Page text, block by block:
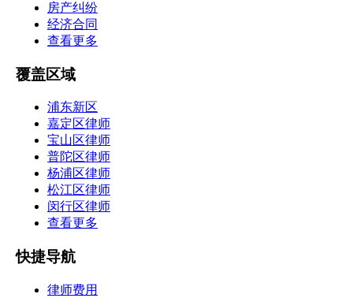
房产纠纷
经济合同
查看更多
覆盖区域
浦东新区
嘉定区律师
宝山区律师
普陀区律师
杨浦区律师
松江区律师
闵行区律师
查看更多
快捷导航
律师费用